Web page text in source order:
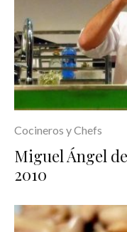
Cocineros y Chefs
Miguel Ángel
2010